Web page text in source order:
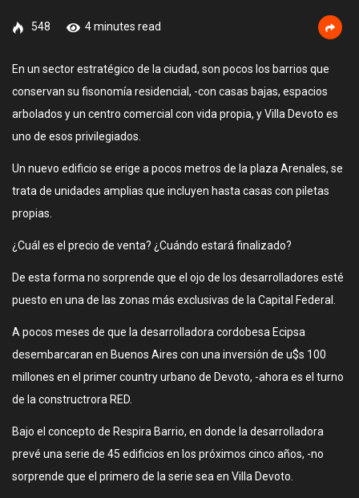
548 4 minutes read
En un sector estratégico de la ciudad, son pocos los barrios que
conservan su fisonomía residencial, -con casas bajas, espacios
arbolados y un centro comercial con vida propia, y Villa Devoto es
uno de esos privilegiados.
Un nuevo edificio se erige a pocos metros de la plaza Arenales, se
trata de unidades amplias que incluyen hasta casas con piletas
propias.
¿Cuál es el precio de venta? ¿Cuándo estará finalizado?
De esta forma no sorprende que el ojo de los desarrolladores esté
puesto en una de las zonas más exclusivas de la Capital Federal.
A pocos meses de que la desarrolladora cordobesa Ecipsa
desembarcaran en Buenos Aires con una inversión de u$s 100
millones en el primer country urbano de Devoto, -ahora es el turno
de la constructrora RED.
Bajo el concepto de Respira Barrio, en donde la desarrolladora
prevé una serie de 45 edificios en los próximos cinco años, -no
sorprende que el primero de la serie sea en Villa Devoto.